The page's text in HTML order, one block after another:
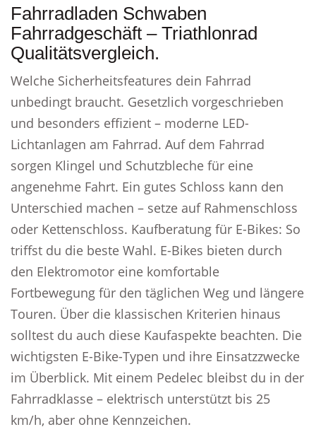
Fahrradladen Schwaben
Fahrradgeschäft – Triathlonrad
Qualitätsvergleich.
Welche Sicherheitsfeatures dein Fahrrad
unbedingt braucht. Gesetzlich vorgeschrieben
und besonders effizient – moderne LED-
Lichtanlagen am Fahrrad. Auf dem Fahrrad
sorgen Klingel und Schutzbleche für eine
angenehme Fahrt. Ein gutes Schloss kann den
Unterschied machen – setze auf Rahmenschloss
oder Kettenschloss. Kaufberatung für E-Bikes: So
triffst du die beste Wahl. E-Bikes bieten durch
den Elektromotor eine komfortable
Fortbewegung für den täglichen Weg und längere
Touren. Über die klassischen Kriterien hinaus
solltest du auch diese Kaufaspekte beachten. Die
wichtigsten E-Bike-Typen und ihre Einsatzzwecke
im Überblick. Mit einem Pedelec bleibst du in der
Fahrradklasse – elektrisch unterstützt bis 25
km/h, aber ohne Kennzeichen.